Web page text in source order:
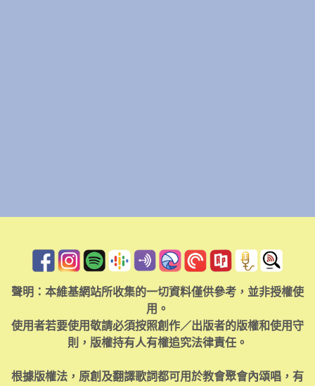
聲明：本維基網站所收集的一切資料僅供參考，並非授權使
用。
使用者若要使用敬請必須按照創作／出版者的版權和使用守
則，版權持有人有權追究法律責任。
根據版權法，原創及翻譯歌詞都可用於教會聚會內頌唱，有